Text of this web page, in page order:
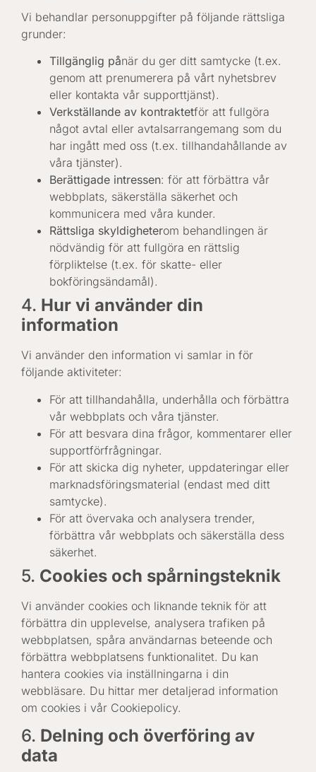
Vi behandlar personuppgifter på följande rättsliga
grunder:
Tillgänglig pånär du ger ditt samtycke (t.ex.
genom att prenumerera på vårt nyhetsbrev
eller kontakta vår supporttjänst).
Verkställande av kontraktetför att fullgöra
något avtal eller avtalsarrangemang som du
har ingått med oss (t.ex. tillhandahållande av
våra tjänster).
Berättigade intressen: för att förbättra vår
webbplats, säkerställa säkerhet och
kommunicera med våra kunder.
Rättsliga skyldigheterom behandlingen är
nödvändig för att fullgöra en rättslig
förpliktelse (t.ex. för skatte- eller
bokföringsändamål).
4. Hur vi använder din
information
Vi använder den information vi samlar in för
följande aktiviteter:
För att tillhandahålla, underhålla och förbättra
vår webbplats och våra tjänster.
För att besvara dina frågor, kommentarer eller
supportförfrågningar.
För att skicka dig nyheter, uppdateringar eller
marknadsföringsmaterial (endast med ditt
samtycke).
För att övervaka och analysera trender,
förbättra vår webbplats och säkerställa dess
säkerhet.
5. Cookies och spårningsteknik
Vi använder cookies och liknande teknik för att
förbättra din upplevelse, analysera trafiken på
webbplatsen, spåra användarnas beteende och
förbättra webbplatsens funktionalitet. Du kan
hantera cookies via inställningarna i din
webbläsare. Du hittar mer detaljerad information
om cookies i vår Cookiepolicy.
6. Delning och överföring av
data